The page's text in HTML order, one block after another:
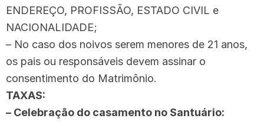
ENDEREÇO, PROFISSÃO, ESTADO CIVIL e
NACIONALIDADE;
– No caso dos noivos serem menores de 21 anos,
os pais ou responsáveis devem assinar o
consentimento do Matrimônio.
TAXAS:
– Celebração do casamento no Santuário: